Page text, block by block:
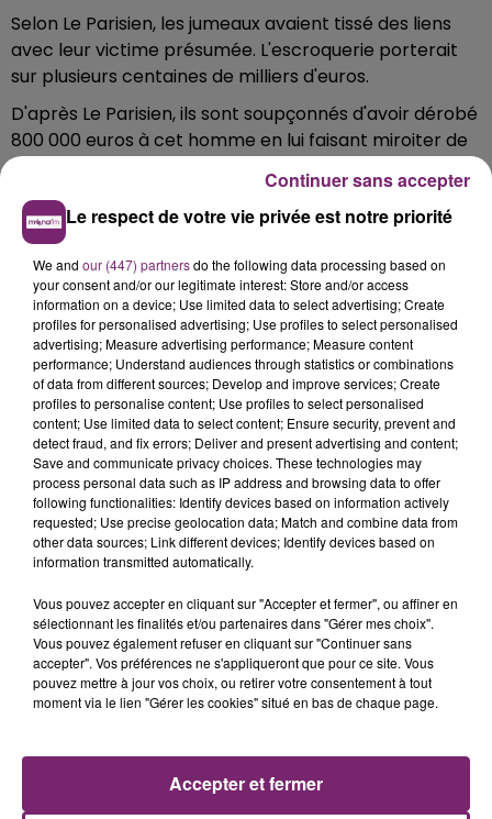
Selon Le Parisien, les jumeaux avaient tissé des liens
avec leur victime présumée. L'escroquerie porterait
sur plusieurs centaines de milliers d'euros.
D'après Le Parisien, ils sont soupçonnés d'avoir dérobé
800 000 euros à cet homme en lui faisant miroiter de
"juteux placements, dans des projets artistiques,
cinématographiques et scientifiques, mais aussi dans
l'achat de véhicules de luxe".
Le respect de votre vie privée est notre priorité
We and our (447) partnersdo the following data processing based on
your consent and/or our legitimate interest: Store and/or access
information on a device; Use limited data to select advertising; Create
profiles for personalised advertising; Use profiles to select personalised
advertising; Measure advertising performance; Measure content
performance; Understand audiences through statistics or combinations
of data from different sources; Develop and improve services; Create
profiles to personalise content; Use profiles to select personalised
content; Use limited data to select content; Ensure security, prevent and
detect fraud, and fix errors; Deliver and present advertising and content;
Save and communicate privacy choices. These technologies may
process personal data such as IP address and browsing data to offer
following functionalities: Identify devices based on information actively
requested; Use precise geolocation data; Match and combine data from
other data sources; Link different devices; Identify devices based on
information transmitted automatically.
Vous pouvez accepter en cliquant sur "Accepter et fermer", ou affiner en
sélectionnant les finalités et/ou partenaires dans "Gérer mes choix".
Vous pouvez également refuser en cliquant sur "Continuer sans
accepter". Vos préférences ne s'appliqueront que pour ce site. Vous
pouvez mettre à jour vos choix, ou retirer votre consentement à tout
moment via le lien "Gérer les cookies" situé en bas de chaque page.
Accepter et fermer
Continuer sans accepter